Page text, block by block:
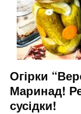
Огірки
Маринад!
сусідки!